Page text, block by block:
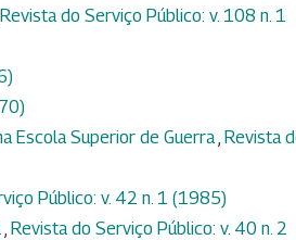
Revista do Serviço Público: v. 108 n. 1
Escola Superior de Guerra Revista
Público: v. 42 n. 1 (1985)
Revista do Serviço Público: v. 40 n. 2